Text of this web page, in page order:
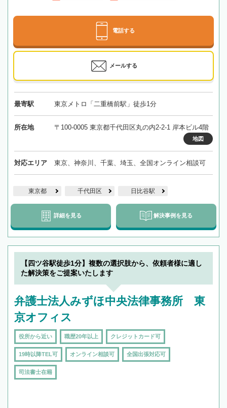
電話する
メールする
最寄駅 東京メトロ「二重橋前駅」徒歩1分
所在地 〒100-0005 東京都千代田区丸の内2-2-1 岸本ビル4階
地図
対応エリア 東京、神奈川、千葉、埼玉、全国オンライン相談可
東京都 千代田区 日比谷駅
詳細を見る 解決事例を見る
【四ツ谷駅徒歩1分】複数の選択肢から、依頼者様に適し
た解決策をご提案いたします
弁護士法人みずほ中央法律事務所 東
京オフィス
役所から近い 職歴20年以上 クレジットカード可
19時以降TEL可 オンライン相談可 全国出張対応可
司法書士在籍